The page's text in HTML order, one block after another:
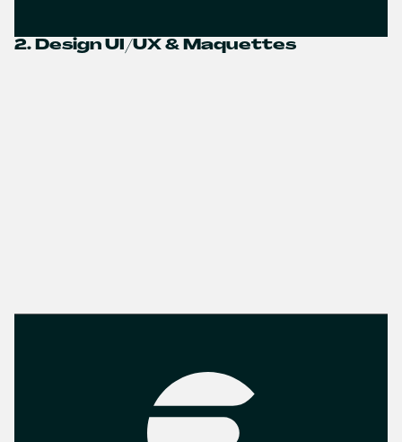
2. Design UI/UX & Maquettes